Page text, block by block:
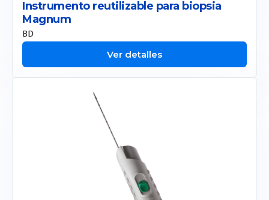
Instrumento reutilizable para biopsia
Magnum
BD
Ver detalles